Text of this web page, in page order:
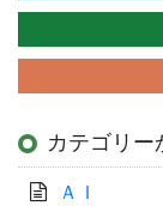
カテゴリー
ＡＩ